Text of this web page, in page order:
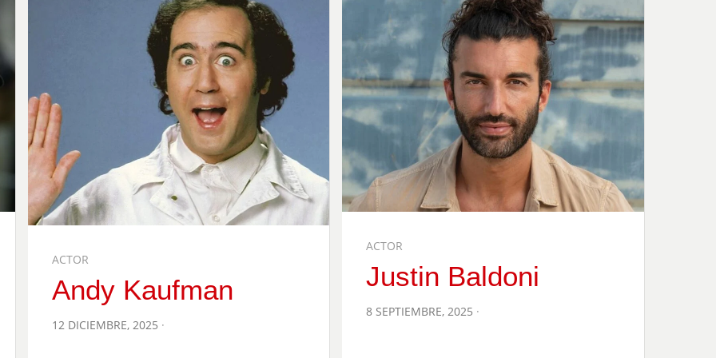
ACTOR
Andy Kaufman
POSTED
12 DICIEMBRE, 2025
ACTOR
Justin Baldoni
POSTED
8 SEPTIEMBRE, 2025